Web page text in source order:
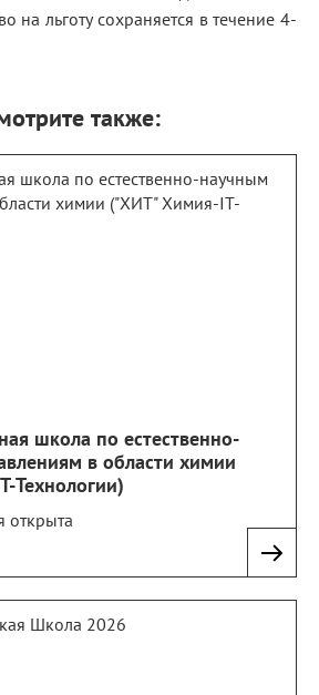
на льготу сохраняется в течение 4-
также:
школа по естественно-
в области химии
Технологии)
открыта